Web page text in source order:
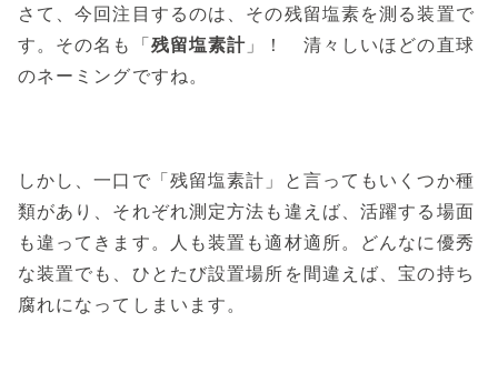
さて、今回注目するのは、その残留塩素を測る装置で
す。その名も「残留塩素計 」！ 清々しいほどの直球
のネーミングですね。
しかし、一口で「残留塩素計」と言ってもいくつか種
類があり、それぞれ測定方法も違えば、活躍する場面
も違ってきます。人も装置も適材適所。どんなに優秀
な装置でも、ひとたび設置場所を間違えば、宝の持ち
腐れになってしまいます。